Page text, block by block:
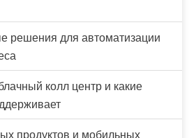
решения для автоматизации
колл центр и какие
продуктов и мобильных